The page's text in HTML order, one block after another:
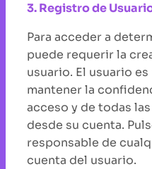
3. Registro de
Para acceder a
puede requerir la
usuario. El usuario
mantener la
acceso y de todas
desde su cuenta.
responsable de
cuenta del usuario.